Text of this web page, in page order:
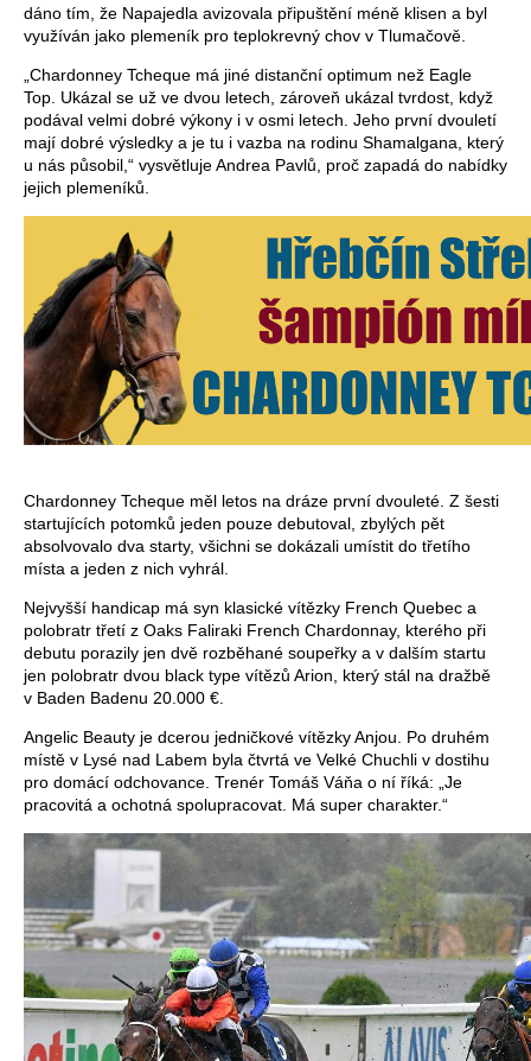
dáno tím, že Napajedla avizovala připuštění méně klisen a byl
využíván jako plemeník pro teplokrevný chov v Tlumačově.
„Chardonney Tcheque má jiné distanční optimum než Eagle
Top. Ukázal se už ve dvou letech, zároveň ukázal tvrdost, když
podával velmi dobré výkony i v osmi letech. Jeho první dvouletí
mají dobré výsledky a je tu i vazba na rodinu Shamalgana, který
u nás působil,“ vysvětluje Andrea Pavlů, proč zapadá do nabídky
jejich plemeníků.
Chardonney Tcheque měl letos na dráze první dvouleté. Z šesti
startujících potomků jeden pouze debutoval, zbylých pět
absolvovalo dva starty, všichni se dokázali umístit do třetího
místa a jeden z nich vyhrál.
Nejvyšší handicap má syn klasické vítězky French Quebec a
polobratr třetí z Oaks Faliraki French Chardonnay, kterého při
debutu porazily jen dvě rozběhané soupeřky a v dalším startu
jen polobratr dvou black type vítězů Arion, který stál na dražbě
v Baden Badenu 20.000 €.
Angelic Beauty je dcerou jedničkové vítězky Anjou. Po druhém
místě v Lysé nad Labem byla čtvrtá ve Velké Chuchli v dostihu
pro domácí odchovance. Trenér Tomáš Váňa o ní říká: „Je
pracovitá a ochotná spolupracovat. Má super charakter.“